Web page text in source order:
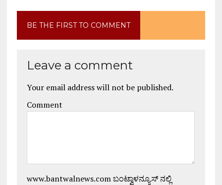
BE THE FIRST TO COMMENT
Leave a comment
Your email address will not be published.
Comment
www.bantwalnews.com ಬಂಟ್ವಾಳನ್ಯೂಸ್ ನಲ್ಲಿ